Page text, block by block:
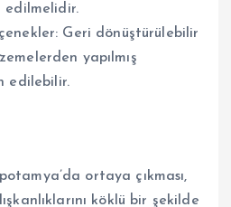
edilmelidir.
Geri dönüştürülebilir
yapılmış
edilebilir.
ortaya çıkması,
köklü bir şekilde